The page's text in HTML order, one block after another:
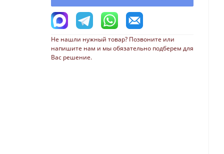
Не нашли нужный товар? Позвоните или
напишите нам и мы обязательно подберем для
Вас решение.